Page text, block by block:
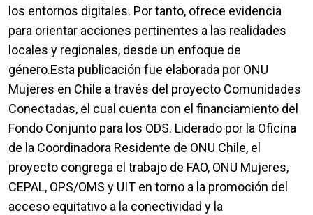
los entornos digitales. Por tanto, ofrece evidencia
para orientar acciones pertinentes a las realidades
locales y regionales, desde un enfoque de
género.Esta publicación fue elaborada por ONU
Mujeres en Chile a través del proyecto Comunidades
Conectadas, el cual cuenta con el financiamiento del
Fondo Conjunto para los ODS. Liderado por la Oficina
de la Coordinadora Residente de ONU Chile, el
proyecto congrega el trabajo de FAO, ONU Mujeres,
CEPAL, OPS/OMS y UIT en torno a la promoción del
acceso equitativo a la conectividad y la